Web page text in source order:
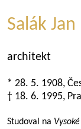
Salák Jan
architekt
* 28. 5. 1908,
† 18. 6. 1995,
Studoval na